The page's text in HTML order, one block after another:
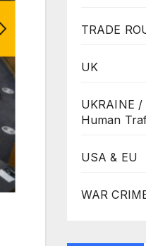
TRADE
UK
UKRAINE
Human
USA & EU
WAR